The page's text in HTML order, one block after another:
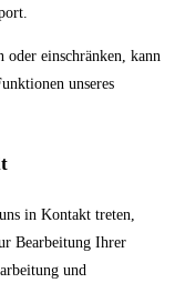
einschränken, kann
unseres
in Kontakt treten,
Bearbeitung Ihrer
und